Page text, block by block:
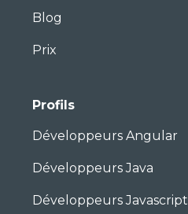
Blog
Prix
Profils
Développeurs Angular
Développeurs Java
Développeurs Javascript